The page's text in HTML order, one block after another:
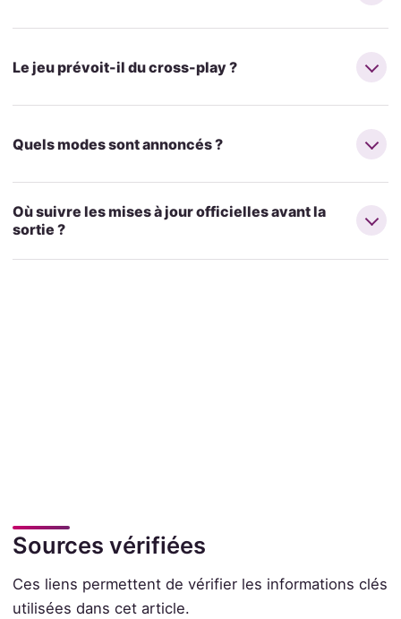
Le jeu prévoit-il du cross-play ?
Quels modes sont annoncés ?
Où suivre les mises à jour officielles avant la
sortie ?
Sources vérifiées
Ces liens permettent de vérifier les informations clés
utilisées dans cet article.